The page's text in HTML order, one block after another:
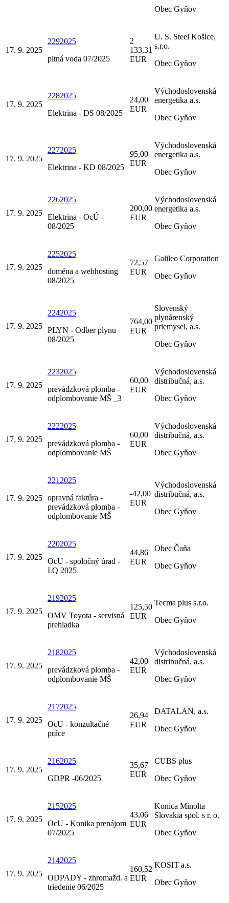
Obec Gyňov
17. 9. 2025
2292025
pitná voda 07/2025
2
133,31
EUR
U. S. Steel Košice,
s.r.o.
Obec Gyňov
17. 9. 2025
2282025
Elektrina - DS 08/2025
24,00
EUR
Východoslovenská
energetika a.s.
Obec Gyňov
17. 9. 2025
2272025
Elektrina - KD 08/2025
95,00
EUR
Východoslovenská
energetika a.s.
Obec Gyňov
17. 9. 2025
2262025
Elektrina - OcÚ -
08/2025
200,00
EUR
Východoslovenská
energetika a.s.
Obec Gyňov
17. 9. 2025
2252025
doména a webhosting
08/2025
72,57
EUR
Galileo Corporation
Obec Gyňov
17. 9. 2025
2242025
PLYN - Odber plynu
08/2025
764,00
EUR
Slovenský
plynárenský
priemysel, a.s.
Obec Gyňov
17. 9. 2025
2232025
prevádzková plomba -
odplombovanie MŠ _3
60,00
EUR
Východoslovenská
distribučná, a.s.
Obec Gyňov
17. 9. 2025
2222025
prevádzková plomba -
odplombovanie MŠ
60,00
EUR
Východoslovenská
distribučná, a.s.
Obec Gyňov
17. 9. 2025
2212025
opravná faktúra -
prevádzková plomba -
odplombovanie MŠ
-42,00
EUR
Východoslovenská
distribučná, a.s.
Obec Gyňov
17. 9. 2025
2202025
OcU - spoločný úrad -
I.Q 2025
44,86
EUR
Obec Čaňa
Obec Gyňov
17. 9. 2025
2192025
OMV Toyota - servisná
prehiadka
125,50
EUR
Tecma plus s.r.o.
Obec Gyňov
17. 9. 2025
2182025
prevádzková plomba -
odplombovanie MŠ
42,00
EUR
Východoslovenská
distribučná, a.s.
Obec Gyňov
17. 9. 2025
2172025
OcU - konzultačné
práce
26,94
EUR
DATALAN, a.s.
Obec Gyňov
17. 9. 2025
2162025
GDPR -06/2025
35,67
EUR
CUBS plus
Obec Gyňov
17. 9. 2025
2152025
OcU - Konika prenájom
07/2025
43,06
EUR
Konica Minolta
Slovakia spol. s r. o.
Obec Gyňov
17. 9. 2025
2142025
ODPADY - zhromažd. a
triedenie 06/2025
160,52
EUR
KOSIT a.s.
Obec Gyňov